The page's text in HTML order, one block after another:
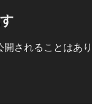
開されることはあり